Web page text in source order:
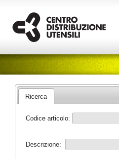
Ricerca
Codice articolo:
Descrizione: